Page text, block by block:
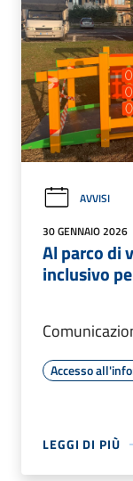
AVVISI
30 GENNAIO 2026
Al parco di
inclusivo
Accesso
LEGGI DI PIÙ